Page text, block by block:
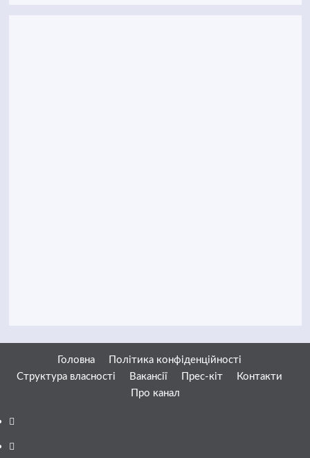
Головна
Політика конфіденційності
Структура власності
Вакансії Прес-кіт
Контакти
Про канал
Facebook
YouTube